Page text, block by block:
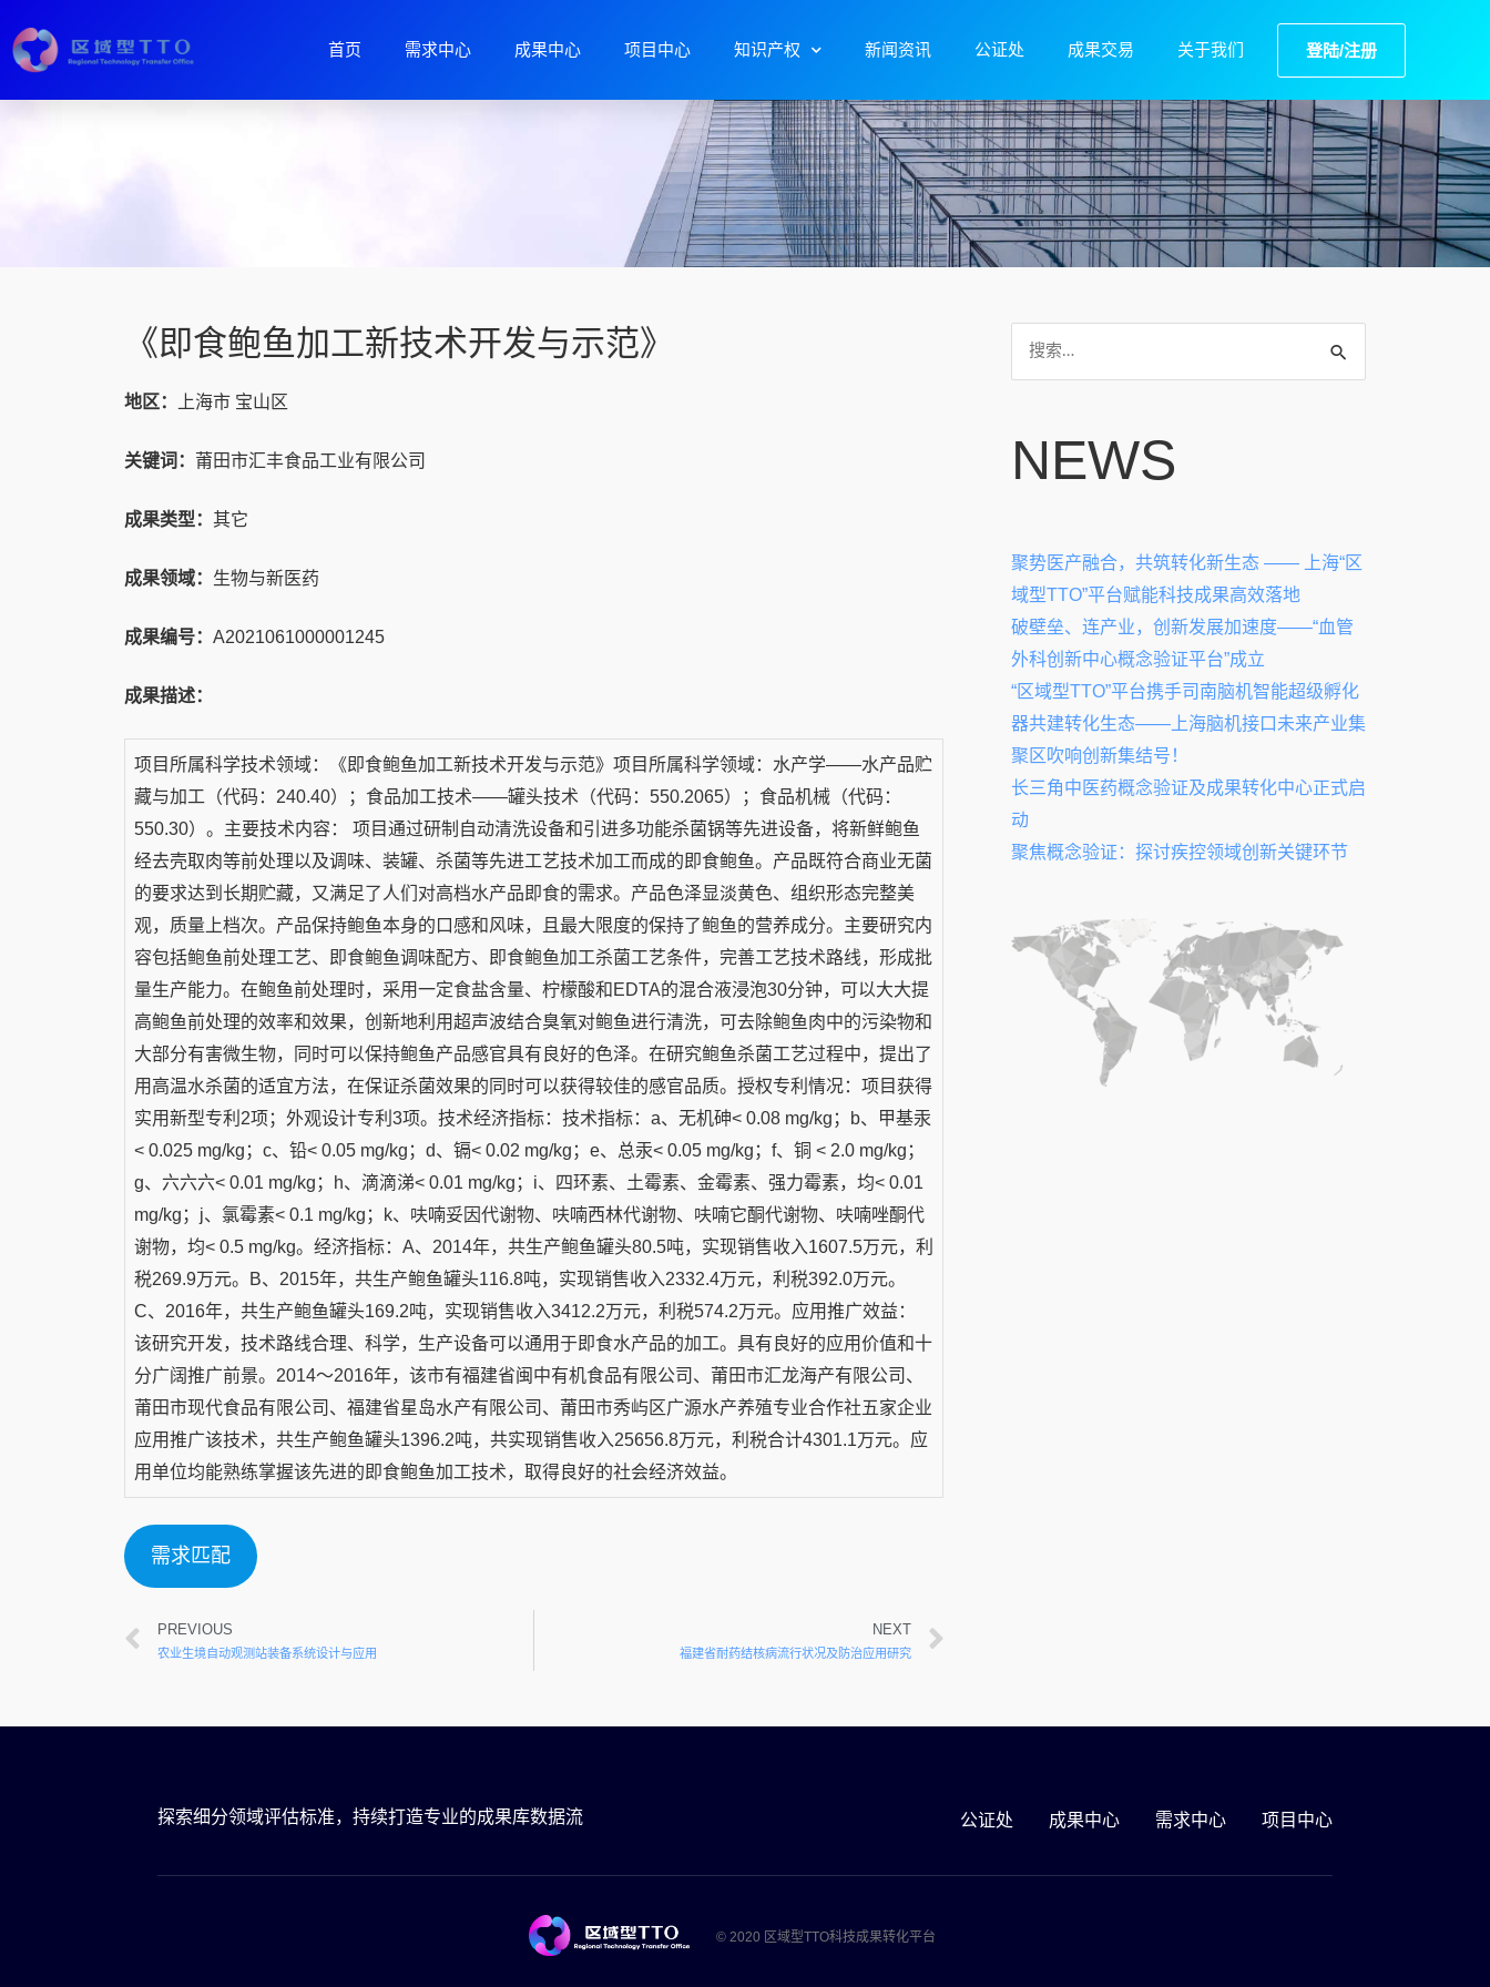
首页 需求中心 成果中心 项目中心 知识产权 新闻资讯 公证处 成果交易 关于我们 登陆/注册
《即食鲍鱼加工新技术开发与示范》
地区： 上海市 宝山区
关键词： 莆田市汇丰食品工业有限公司
成果类型： 其它
成果领域： 生物与新医药
成果编号： A2021061000001245
成果描述：
项目所属科学技术领域：《即食鲍鱼加工新技术开发与示范》项目所属科学领域：水产学——水产品贮
藏与加工（代码：240.40）；食品加工技术——罐头技术（代码：550.2065）；食品机械（代码：
550.30）。主要技术内容： 项目通过研制自动清洗设备和引进多功能杀菌锅等先进设备，将新鲜鲍鱼
经去壳取肉等前处理以及调味、装罐、杀菌等先进工艺技术加工而成的即食鲍鱼。产品既符合商业无菌
的要求达到长期贮藏，又满足了人们对高档水产品即食的需求。产品色泽显淡黄色、组织形态完整美
观，质量上档次。产品保持鲍鱼本身的口感和风味，且最大限度的保持了鲍鱼的营养成分。主要研究内
容包括鲍鱼前处理工艺、即食鲍鱼调味配方、即食鲍鱼加工杀菌工艺条件，完善工艺技术路线，形成批
量生产能力。在鲍鱼前处理时，采用一定食盐含量、柠檬酸和EDTA的混合液浸泡30分钟，可以大大提
高鲍鱼前处理的效率和效果，创新地利用超声波结合臭氧对鲍鱼进行清洗，可去除鲍鱼肉中的污染物和
大部分有害微生物，同时可以保持鲍鱼产品感官具有良好的色泽。在研究鲍鱼杀菌工艺过程中，提出了
用高温水杀菌的适宜方法，在保证杀菌效果的同时可以获得较佳的感官品质。授权专利情况：项目获得
实用新型专利2项；外观设计专利3项。技术经济指标：技术指标：a、无机砷< 0.08 mg/kg；b、甲基汞
< 0.025 mg/kg；c、铅< 0.05 mg/kg；d、镉< 0.02 mg/kg；e、总汞< 0.05 mg/kg；f、铜 < 2.0 mg/kg；
g、六六六< 0.01 mg/kg；h、滴滴涕< 0.01 mg/kg；i、四环素、土霉素、金霉素、强力霉素，均< 0.01
mg/kg；j、氯霉素< 0.1 mg/kg；k、呋喃妥因代谢物、呋喃西林代谢物、呋喃它酮代谢物、呋喃唑酮代
谢物，均< 0.5 mg/kg。经济指标：A、2014年，共生产鲍鱼罐头80.5吨，实现销售收入1607.5万元，利
税269.9万元。B、2015年，共生产鲍鱼罐头116.8吨，实现销售收入2332.4万元，利税392.0万元。
C、2016年，共生产鲍鱼罐头169.2吨，实现销售收入3412.2万元，利税574.2万元。应用推广效益：
该研究开发，技术路线合理、科学，生产设备可以通用于即食水产品的加工。具有良好的应用价值和十
分广阔推广前景。2014～2016年，该市有福建省闽中有机食品有限公司、莆田市汇龙海产有限公司、
莆田市现代食品有限公司、福建省星岛水产有限公司、莆田市秀屿区广源水产养殖专业合作社五家企业
应用推广该技术，共生产鲍鱼罐头1396.2吨，共实现销售收入25656.8万元，利税合计4301.1万元。应
用单位均能熟练掌握该先进的即食鲍鱼加工技术，取得良好的社会经济效益。
需求匹配
PREVIOUS
农业生境自动观测站装备系统设计与应用
NEXT
福建省耐药结核病流行状况及防治应用研究
NEWS
聚势医产融合，共筑转化新生态 —— 上海“区
域型TTO”平台赋能科技成果高效落地
破壁垒、连产业，创新发展加速度——“血管
外科创新中心概念验证平台”成立
“区域型TTO”平台携手司南脑机智能超级孵化
器共建转化生态——上海脑机接口未来产业集
聚区吹响创新集结号！
长三角中医药概念验证及成果转化中心正式启
动
聚焦概念验证：探讨疾控领域创新关键环节
探索细分领域评估标准，持续打造专业的成果库数据流 公证处 成果中心 需求中心 项目中心
© 2020 区域型TTO科技成果转化平台